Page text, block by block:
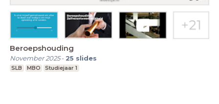
Beroepshouding
November 2025- 25 slides
SLB MBO Studiejaar 1